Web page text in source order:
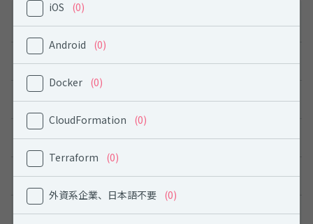
iOS (0)
Android (0)
Docker (0)
CloudFormation (0)
Terraform (0)
外資系企業、日本語不要 (0)
勤務地から探す
北海道
東北
関東
中部
関西